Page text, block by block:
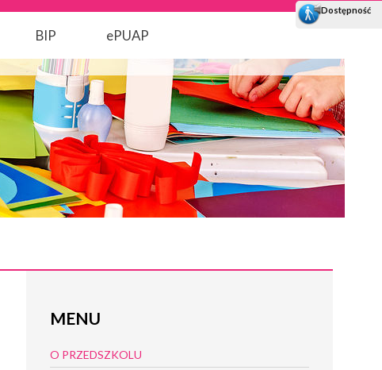
BIP ePUAP
MENU
O PRZEDSZKOLU